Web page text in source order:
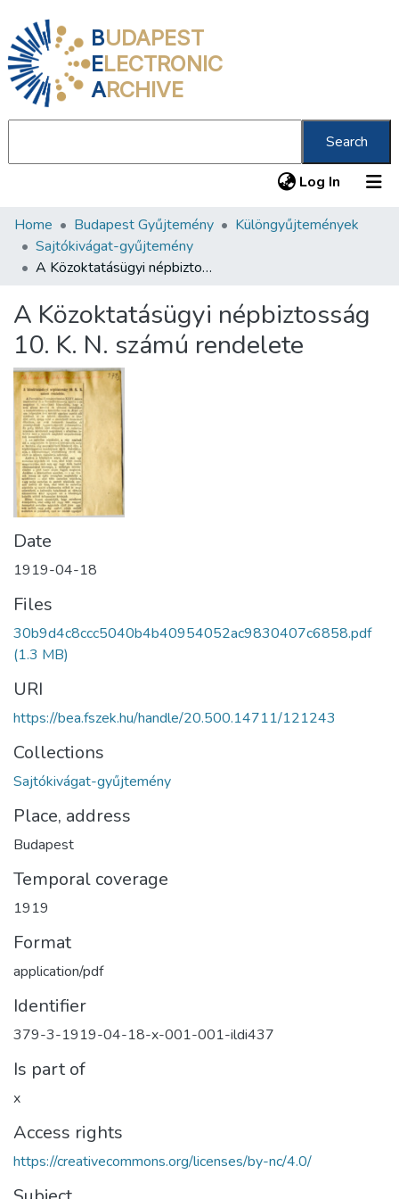
BUDAPEST
ELECTRONIC
ARCHIVE
Search
Log In (current)
Communities & Collections
All of DSpace
About us
Home Budapest Gyűjtemény
Különgyűjtemények
Sajtókivágat-gyűjtemény
A Közoktatásügyi népbiztosság 10. K. N. számú rendelete
A Közoktatásügyi népbiztosság
10. K. N. számú rendelete
Date
1919-04-18
Files
30b9d4c8ccc5040b4b40954052ac9830407c6858.pdf
(1.3 MB)
URI
https://bea.fszek.hu/handle/20.500.14711/121243
Collections
Sajtókivágat-gyűjtemény
Place, address
Budapest
Temporal coverage
1919
Format
application/pdf
Identifier
379-3-1919-04-18-x-001-001-ildi437
Is part of
x
Access rights
https://creativecommons.org/licenses/by-nc/4.0/